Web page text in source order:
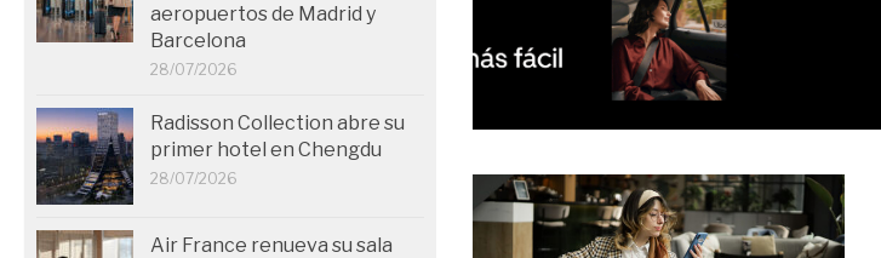
aeropuertos de Madrid y
Barcelona
28/07/2026
Radisson Collection abre su
primer hotel en Chengdu
28/07/2026
Air France renueva su sala